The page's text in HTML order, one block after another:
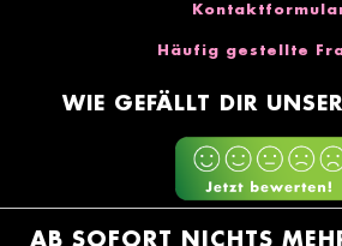
Häufig gestellte
WIE GEFÄLLT DIR
AB SOFORT NICHTS